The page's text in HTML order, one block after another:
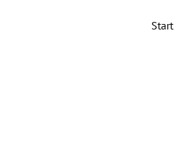
Start